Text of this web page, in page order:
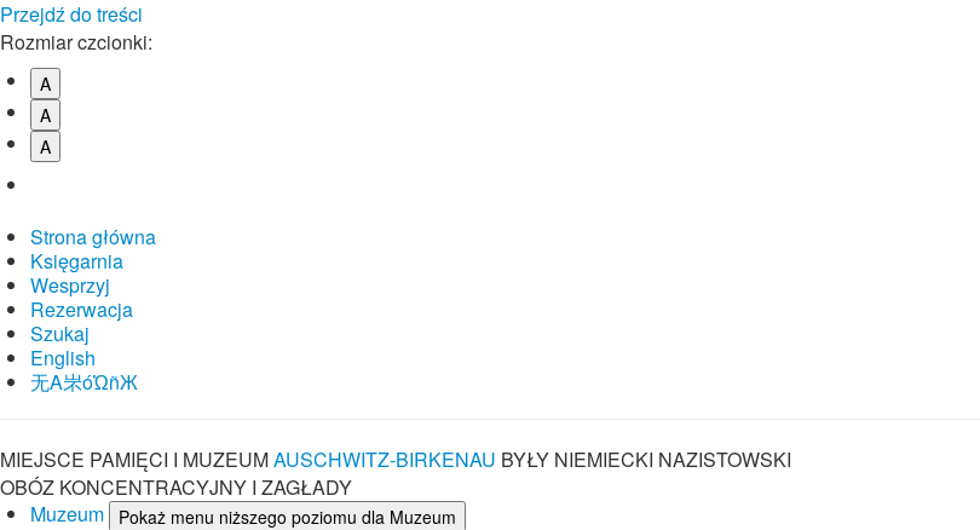
Przejdź do treści
Rozmiar czcionki:
A
A
A
Strona główna
Księgarnia
Wesprzyj
Rezerwacja
Szukaj
English
⽆A㞸óὨñЖ
MIEJSCE PAMIĘCI I MUZEUMAUSCHWITZ-BIRKENAU BYŁY NIEMIECKI NAZISTOWSKI
OBÓZ KONCENTRACYJNY I ZAGŁADY
Muzeum
Pokaż menu niższego poziomu dla Muzeum